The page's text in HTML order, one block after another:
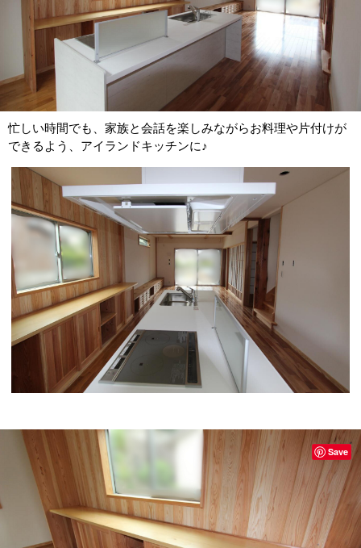
忙しい時間でも、家族と会話を楽しみながらお料理や片付けが
できるよう、アイランドキッチンに♪
Save